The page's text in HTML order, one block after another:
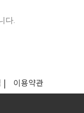
다.
| 이용약관